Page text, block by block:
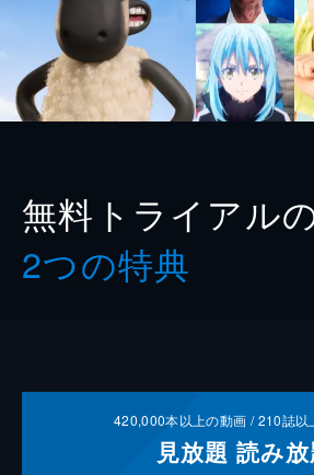
無料トライアル
2つの特典
420,000本以上の動画 /210誌以
見放題 読み放